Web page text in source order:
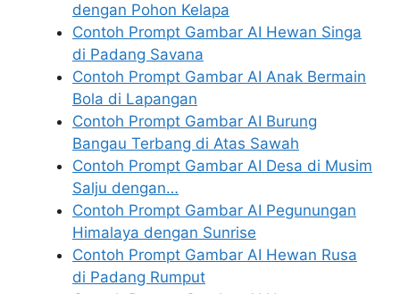
dengan Pohon Kelapa
Contoh Prompt Gambar AI Hewan Singa
di Padang Savana
Contoh Prompt Gambar AI Anak Bermain
Bola di Lapangan
Contoh Prompt Gambar AI Burung
Bangau Terbang di Atas Sawah
Contoh Prompt Gambar AI Desa di Musim
Salju dengan…
Contoh Prompt Gambar AI Pegunungan
Himalaya dengan Sunrise
Contoh Prompt Gambar AI Hewan Rusa
di Padang Rumput